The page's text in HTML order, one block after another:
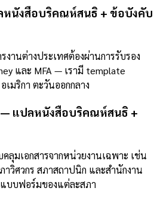
หนังสือบริคณห์สนธิ + ข้อบังคับ
งานต่างประเทศต้องผ่านการรับรอง
และ MFA — เรามี template
มริกา ตะวันออกกลาง
แปลหนังสือบริคณห์สนธิ +
ลุมเอกสารจากหน่วยงานเฉพาะ เช่น
ศวกร สภาสถาปนิก และสำนักงาน
แบบฟอร์มของแต่ละสภา